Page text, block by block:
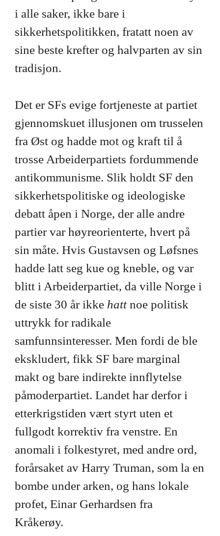
i alle saker, ikke bare i
sikkerhetspolitikken, fratatt noen av
sine beste krefter og halvparten av sin
tradisjon.
Det er SFs evige fortjeneste at partiet
gjennomskuet illusjonen om trusselen
fra Øst og hadde mot og kraft til å
trosse Arbeiderpartiets fordummende
antikommunisme. Slik holdt SF den
sikkerhetspolitiske og ideologiske
debatt åpen i Norge, der alle andre
partier var høyreorienterte, hvert på
sin måte. Hvis Gustavsen og Løfsnes
hadde latt seg kue og kneble, og var
blitt i Arbeiderpartiet, da ville Norge i
de siste 30 år ikke hattnoe politisk
uttrykk for radikale
samfunnsinteresser. Men fordi de ble
ekskludert, fikk SF bare marginal
makt og bare indirekte innflytelse
påmoderpartiet. Landet har derfor i
etterkrigstiden vært styrt uten et
fullgodt korrektiv fra venstre. En
anomali i folkestyret, med andre ord,
forårsaket av Harry Truman, som la en
bombe under arken, og hans lokale
profet, Einar Gerhardsen fra
Kråkerøy.